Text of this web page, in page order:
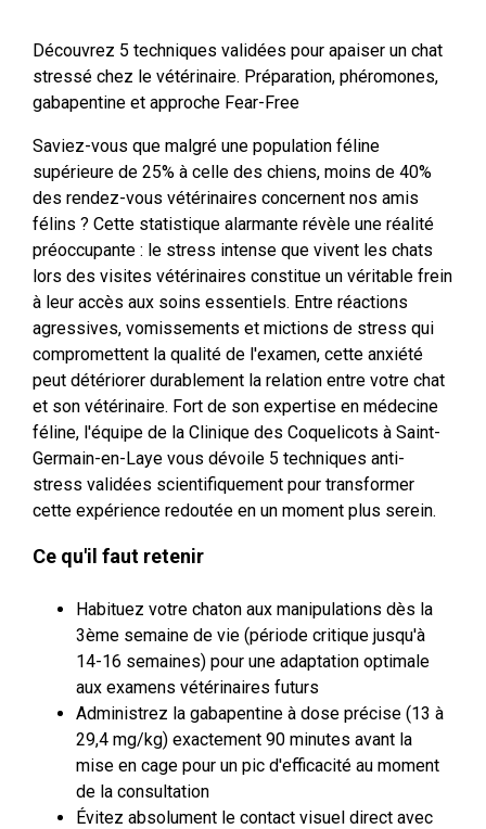
Découvrez 5 techniques validées pour apaiser un chat
stressé chez le vétérinaire. Préparation, phéromones,
gabapentine et approche Fear-Free
Saviez-vous que malgré une population féline
supérieure de 25% à celle des chiens, moins de 40%
des rendez-vous vétérinaires concernent nos amis
félins ? Cette statistique alarmante révèle une réalité
préoccupante : le stress intense que vivent les chats
lors des visites vétérinaires constitue un véritable frein
à leur accès aux soins essentiels. Entre réactions
agressives, vomissements et mictions de stress qui
compromettent la qualité de l'examen, cette anxiété
peut détériorer durablement la relation entre votre chat
et son vétérinaire. Fort de son expertise en médecine
féline, l'équipe de la Clinique des Coquelicots à Saint-
Germain-en-Laye vous dévoile 5 techniques anti-
stress validées scientifiquement pour transformer
cette expérience redoutée en un moment plus serein.
Ce qu'il faut retenir
Habituez votre chaton aux manipulations dès la
3ème semaine de vie (période critique jusqu'à
14-16 semaines) pour une adaptation optimale
aux examens vétérinaires futurs
Administrez la gabapentine à dose précise (13 à
29,4 mg/kg) exactement 90 minutes avant la
mise en cage pour un pic d'efficacité au moment
de la consultation
Évitez absolument le contact visuel direct avec